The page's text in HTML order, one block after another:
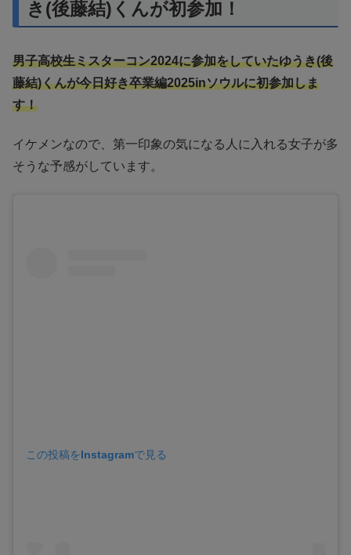
き(後藤結)くんが初参加！
男子高校生ミスターコン2024に参加をしていたゆうき(後
藤結)くんが今日好き卒業編2025inソウルに初参加しま
す！
イケメンなので、第一印象の気になる人に入れる女子が多
そうな予感がしています。
この投稿をInstagramで見る